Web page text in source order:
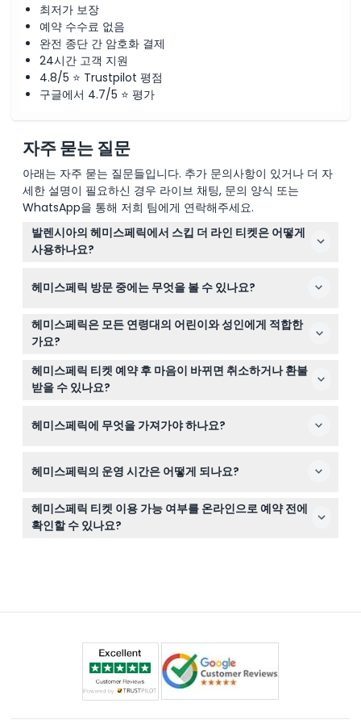
최저가 보장
예약 수수료 없음
완전 종단 간 암호화 결제
24시간 고객 지원
4.8/5 ⭐ Trustpilot 평점
구글에서 4.7/5 ⭐ 평가
자주 묻는 질문
아래는 자주 묻는 질문들입니다. 추가 문의사항이 있거나 더 자
세한 설명이 필요하신 경우 라이브 채팅, 문의 양식 또는
WhatsApp을 통해 저희 팀에게 연락해주세요.
발렌시아의 헤미스페릭에서 스킵 더 라인 티켓은 어떻게
사용하나요?
인 티켓을 사용해 일반 줄을 기다리지 않고 더 빠르게 입장
헤미스페릭 방문 중에는 무엇을 볼 수 있나요?
몰입형 아이맥스 영화, 3D 상영, 디지털 프로젝션, 그리고
거대한 오목 스크린에서 펼쳐지는 플라네타륨 쇼를 체험할
수 있어 독특한 영화 경험을 제공합니다.
헤미스페릭은 모든 연령대의 어린이와 성인에게 적합한
가요?
네, 헤미스페릭은 4세 이상 방문객을 환영하며, 4~12세 어
린이와 13~64세 성인으로 분류됩니다; 가족과 개인 모두에
게 멋진 경험입니다.
헤미스페릭 티켓 예약 후 마음이 바뀌면 취소하거나 환불
받을 수 있나요?
간에 티켓을 꼭 사용하세요.
헤미스페릭에 무엇을 가져가야 하나요?
지 않도록 조금 일찍 도착하세요.
헤미스페릭의 운영 시간은 어떻게 되나요?
헤미스페릭은 월요일부터 목요일까지 오전 10시부터 오후
6시까지, 금요일부터 일요일까지는 오전 10시부터 오후 7
시까지 운영됩니다(변동 가능 — 예약 시 확인 바랍니다).
헤미스페릭 티켓 이용 가능 여부를 온라인으로 예약 전에
확인할 수 있나요?